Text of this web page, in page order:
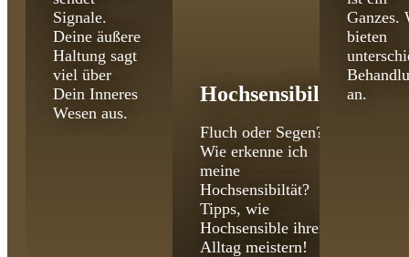
Signale.
Deine äußere
Haltung sagt
viel über
Dein Inneres
Wesen aus.
Hochsensibilität
Fluch oder Segen?
Wie erkenne ich
meine
Hochsensibiltät?
Tipps, wie
Hochsensible ihren
Alltag meistern!
Ganzes.
bieten
an.